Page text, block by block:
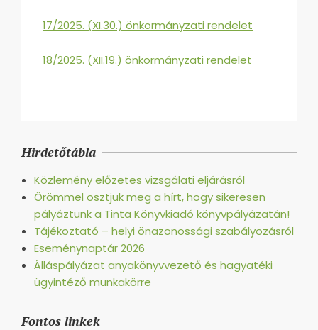
17/2025. (XI.30.) önkormányzati rendelet
18/2025. (XII.19.) önkormányzati rendelet
05
Hirdetőtábla
Közlemény előzetes vizsgálati eljárásról
Örömmel osztjuk meg a hírt, hogy sikeresen
pályáztunk a Tinta Könyvkiadó könyvpályázatán!
Tájékoztató – helyi önazonossági szabályozásról
Eseménynaptár 2026
Álláspályázat anyakönyvvezető és hagyatéki
ügyintéző munkakörre
Fontos linkek